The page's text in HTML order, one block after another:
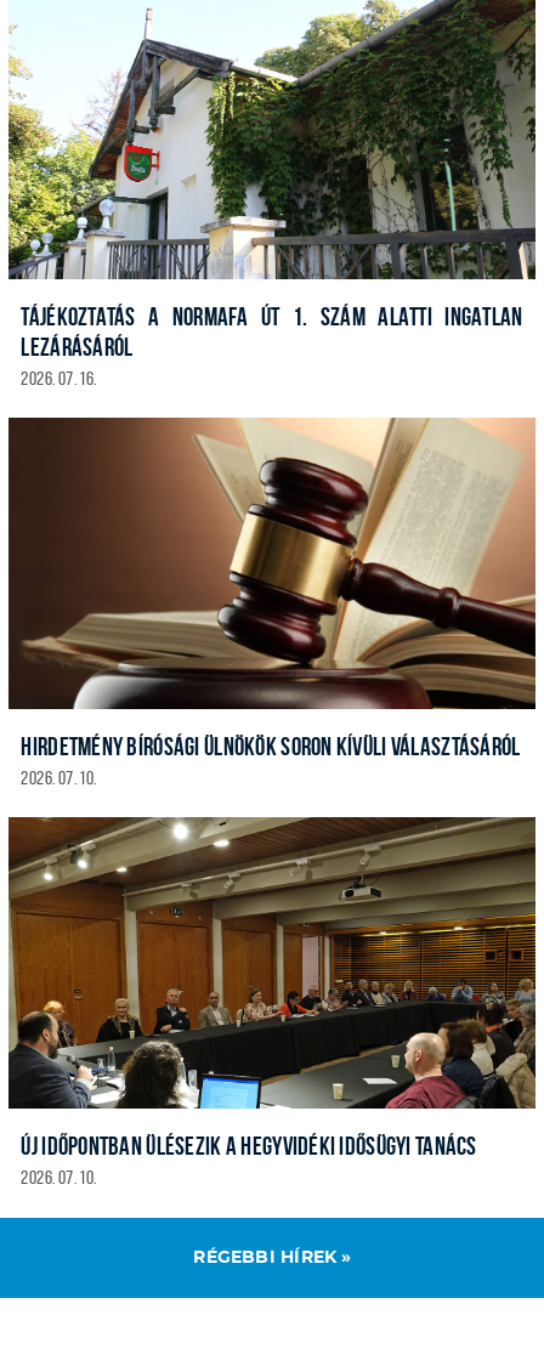
TÁJÉKOZTATÁS A NORMAFA ÚT 1. SZÁM ALATTI INGATLAN
LEZÁRÁSÁRÓL
2026. 07. 16.
HIRDETMÉNY BÍRÓSÁGI ÜLNÖKÖK SORON KÍVÜLI VÁLASZTÁSÁRÓL
2026. 07. 10.
ÚJ IDŐPONTBAN ÜLÉSEZIK A HEGYVIDÉKI IDŐSÜGYI TANÁCS
2026. 07. 10.
RÉGEBBI HÍREK »